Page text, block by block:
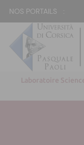
NOS PORTAILS :
Laboratoire